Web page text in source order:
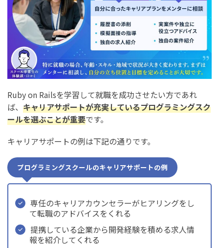
Ruby on Railsを学習して就職を成功させたい方であれ
ば、 キャリアサポートが充実しているプログラミングスク
ールを選ぶことが重要です。
キャリアサポートの例は下記の通りです。
プログラミングスクールのキャリアサポートの例
専任のキャリアカウンセラーがヒアリングをし
て転職のアドバイスをくれる
提携している企業から開発経験を積める求人情
報を紹介してくれる